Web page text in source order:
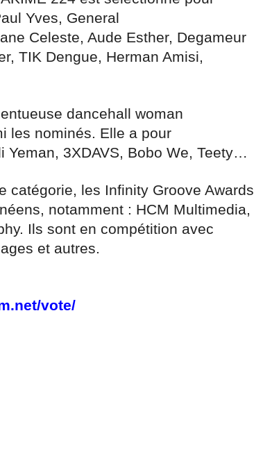
Yves, General
Celeste, Aude Esther, Degameur
TIK Dengue, Herman Amisi,
dancehall woman
les nominés. Elle a pour
Yeman, 3XDAVS, Bobo We, Teety…
catégorie, les Infinity Groove Awards
notamment : HCM Multimedia,
Ils sont en compétition avec
et autres.
vote/